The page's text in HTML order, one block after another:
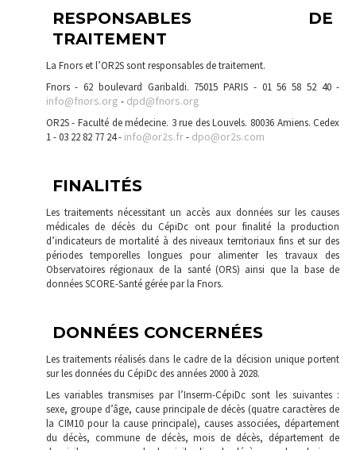
RESPONSABLES DE
TRAITEMENT
La Fnors et l’OR2S sont responsables de traitement.
Fnors - 62 boulevard Garibaldi. 75015 PARIS - 01 56 58 52 40 -
info@fnors.org - dpd@fnors.org
OR2S - Faculté de médecine. 3 rue des Louvels. 80036 Amiens. Cedex
1 - 03 22 82 77 24 - info@or2s.fr- dpo@or2s.com
FINALITÉS
Les traitements nécessitant un accès aux données sur les causes
médicales de décès du CépiDc ont pour finalité la production
d’indicateurs de mortalité à des niveaux territoriaux fins et sur des
périodes temporelles longues pour alimenter les travaux des
Observatoires régionaux de la santé (ORS) ainsi que la base de
données SCORE-Santé gérée par la Fnors.
DONNÉES CONCERNÉES
Les traitements réalisés dans le cadre de la décision unique portent
sur les données du CépiDc des années 2000 à 2028.
Les variables transmises par l’Inserm-CépiDc sont les suivantes :
sexe, groupe d’âge, cause principale de décès (quatre caractères de
la CIM10 pour la cause principale), causes associées, département
du décès, commune de décès, mois de décès, département de